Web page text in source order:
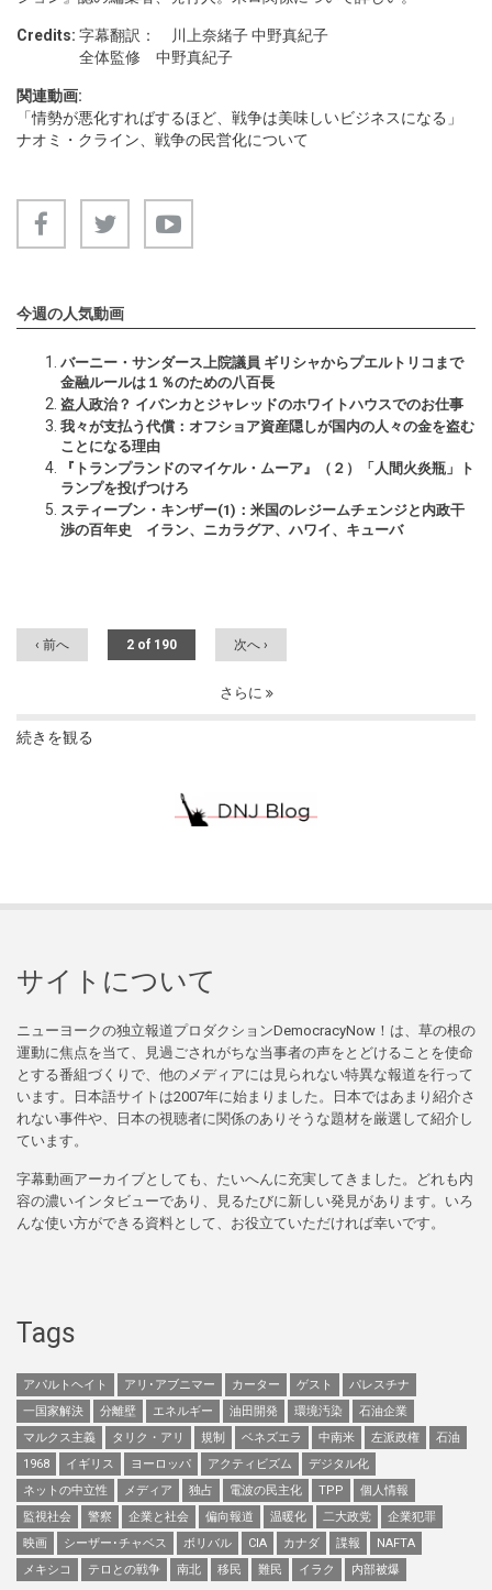
Credits: 字幕翻訳： 川上奈緒子 中野真紀子
全体監修 中野真紀子
関連動画:
「情勢が悪化すればするほど、戦争は美味しいビジネスになる」
ナオミ・クライン、戦争の民営化について
今週の人気動画
バーニー・サンダース上院議員 ギリシャからプエルトリコまで
金融ルールは１％のための八百長
盗人政治？ イバンカとジャレッドのホワイトハウスでのお仕事
我々が支払う代償：オフショア資産隠しが国内の人々の金を盗む
ことになる理由
『トランプランドのマイケル・ムーア』（２）「人間火炎瓶」ト
ランプを投げつけろ
スティーブン・キンザー(1)：米国のレジームチェンジと内政干
渉の百年史 イラン、ニカラグア、ハワイ、キューバ
‹ 前へ 2 of 190 次へ ›
さらに
続きを観る
サイトについて
ニューヨークの独立報道プロダクションDemocracyNow！は、草の根の
運動に焦点を当て、見過ごされがちな当事者の声をとどけることを使命
とする番組づくりで、他のメディアには見られない特異な報道を行って
います。日本語サイトは2007年に始まりました。日本ではあまり紹介さ
れない事件や、日本の視聴者に関係のありそうな題材を厳選して紹介し
ています。
字幕動画アーカイブとしても、たいへんに充実してきました。どれも内
容の濃いインタビューであり、見るたびに新しい発見があります。いろ
んな使い方ができる資料として、お役立ていただければ幸いです。
Tags
アパルトヘイト アリ･アブニマー カーター ゲスト
パレスチナ
一国家解決
分離壁 エネルギー 油田開発 環境汚染
石油企業
マルクス主義
タリク・アリ 規制 ベネズエラ 中南米 左派政権
石油
1968
イギリス ヨーロッパ アクティビズム
デジタル化
ネットの中立性
メディア 独占 電波の民主化 TPP
個人情報
監視社会
警察 企業と社会 偏向報道 温暖化 二大政党
企業犯罪
映画
シーザー･チャベス ボリバル CIA カナダ 諜報
NAFTA
メキシコ
テロとの戦争 南北 移民 難民 イラク 内部被爆